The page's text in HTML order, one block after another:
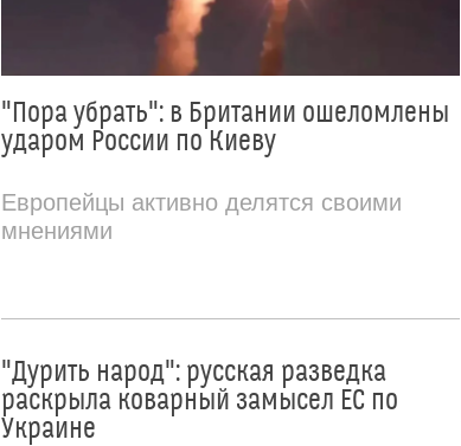
"Пора убрать": в Британии ошеломлены
ударом России по Киеву
Европейцы активно делятся своими
мнениями
"Дурить народ": русская разведка
раскрыла коварный замысел ЕС по
Украине